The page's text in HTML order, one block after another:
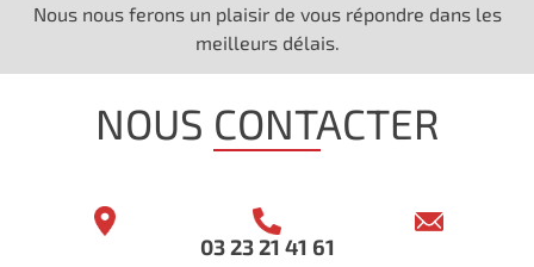
Nous nous ferons un plaisir de vous répondre dans les
meilleurs délais.
NOUS CONTACTER
03 23 21 41 61